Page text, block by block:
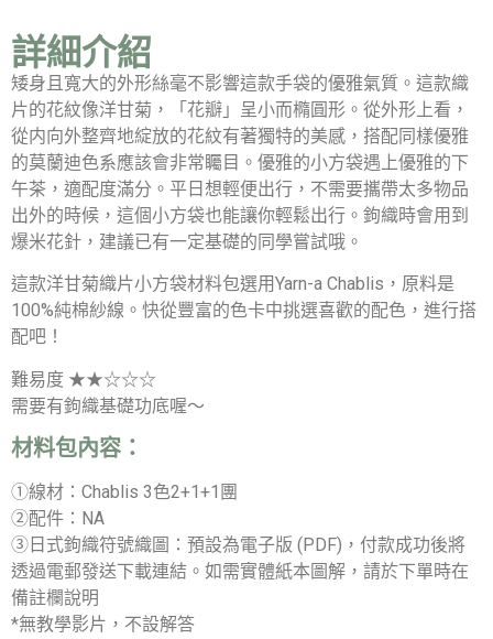
詳細介紹
矮身且寬大的外形絲毫不影響這款手袋的優雅氣質。這款織
片的花紋像洋甘菊，「花瓣」呈小而橢圓形。從外形上看，
從内向外整齊地綻放的花紋有著獨特的美感，搭配同樣優雅
的莫蘭迪色系應該會非常矚目。優雅的小方袋遇上優雅的下
午茶，適配度滿分。平日想輕便出行，不需要攜帶太多物品
出外的時候，這個小方袋也能讓你輕鬆出行。鉤織時會用到
爆米花針，建議已有一定基礎的同學嘗試哦。
這款洋甘菊織片小方袋材料包選用Yarn-a Chablis，原料是
100%純棉紗線。快從豐富的色卡中挑選喜歡的配色，進行搭
配吧！
難易度 ★★☆☆☆
需要有鉤織基礎功底喔～
材料包內容：
①線材：Chablis 3色2+1+1團
②配件：NA
③日式鉤織符號織圖：預設為電子版 (PDF)，付款成功後將
透過電郵發送下載連結。如需實體紙本圖解，請於下單時在
備註欄說明
*無教學影片，不設解答